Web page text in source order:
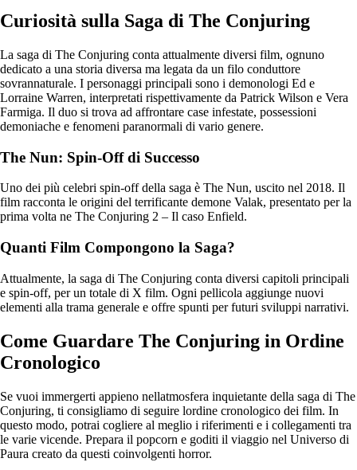
Curiosità sulla Saga di The Conjuring
La saga di The Conjuring conta attualmente diversi film, ognuno
dedicato a una storia diversa ma legata da un filo conduttore
sovrannaturale. I personaggi principali sono i demonologi Ed e
Lorraine Warren, interpretati rispettivamente da Patrick Wilson e Vera
Farmiga. Il duo si trova ad affrontare case infestate, possessioni
demoniache e fenomeni paranormali di vario genere.
The Nun: Spin-Off di Successo
Uno dei più celebri spin-off della saga è The Nun, uscito nel 2018. Il
film racconta le origini del terrificante demone Valak, presentato per la
prima volta ne The Conjuring 2 – Il caso Enfield.
Quanti Film Compongono la Saga?
Attualmente, la saga di The Conjuring conta diversi capitoli principali
e spin-off, per un totale di X film. Ogni pellicola aggiunge nuovi
elementi alla trama generale e offre spunti per futuri sviluppi narrativi.
Come Guardare The Conjuring in Ordine
Cronologico
Se vuoi immergerti appieno nellatmosfera inquietante della saga di The
Conjuring, ti consigliamo di seguire lordine cronologico dei film. In
questo modo, potrai cogliere al meglio i riferimenti e i collegamenti tra
le varie vicende. Prepara il popcorn e goditi il viaggio nel Universo di
Paura creato da questi coinvolgenti horror.